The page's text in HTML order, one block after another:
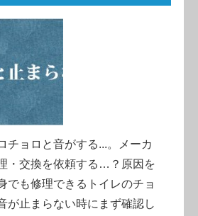
チョロと音がする...。メーカ
・交換を依頼する…？原因を
でも修理できるトイレのチョ
が止まらない時にまず確認し